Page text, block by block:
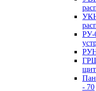
РУ-
- 70